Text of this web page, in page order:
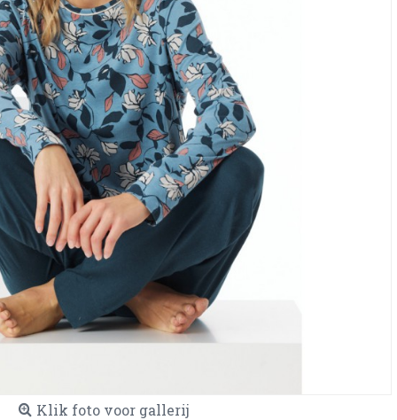
Klik foto voor gallerij